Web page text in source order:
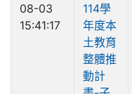
08-03
15:41:17
114學
年度本
土教育
整體推
動計